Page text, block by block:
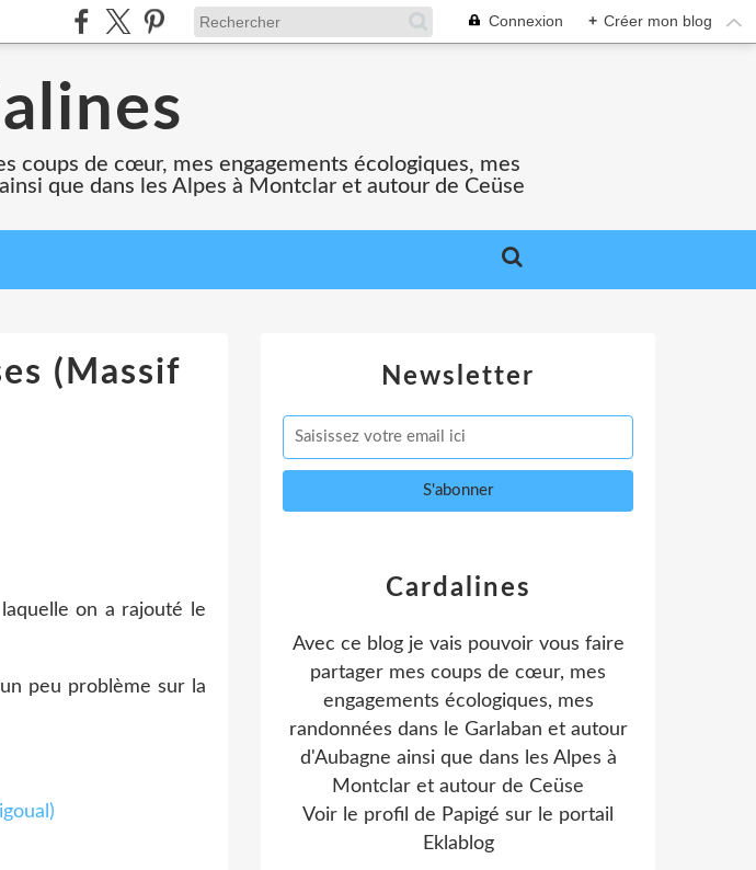
Connexion + Créer mon blog
coups de cœur, mes engagements écologiques, mes
que dans les Alpes à Montclar et autour de Ceüse
(Massif
on a rajouté le
peu problème sur la
Newsletter
Cardalines
Avec ce blog je vais pouvoir vous faire
partager mes coups de cœur, mes
engagements écologiques, mes
randonnées dans le Garlaban et autour
d'Aubagne ainsi que dans les Alpes à
Montclar et autour de Ceüse
Voir le profil de Papigé sur le portail
Eklablog